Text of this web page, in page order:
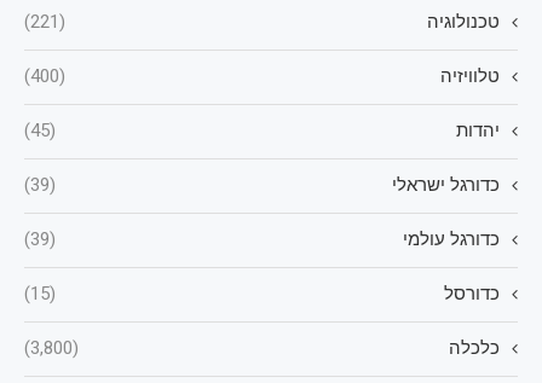
טכנולוגיה (221)
טלוויזיה (400)
יהדות (45)
כדורגל ישראלי (39)
כדורגל עולמי (39)
כדורסל (15)
כלכלה (3,800)